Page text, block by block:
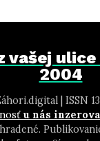
vašej
2004
| ISSN
u nás